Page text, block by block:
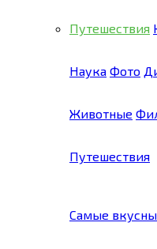
Путешествия
Наука Фото
Животные
Путешествия
Самые